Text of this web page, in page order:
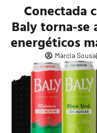
Conectada
Baly torna-se
energéticos
Márcia Sousa